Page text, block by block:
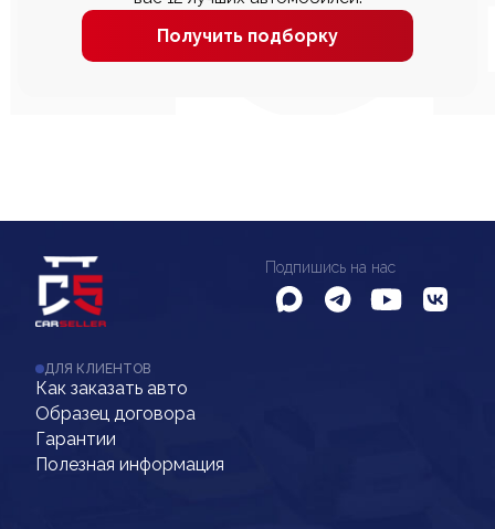
Получить подборку
Подпишись на нас
ДЛЯ КЛИЕНТОВ
Как заказать авто
Образец договора
Гарантии
Полезная информация